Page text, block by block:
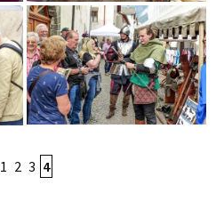
1 2 3 4